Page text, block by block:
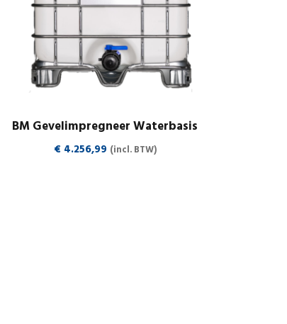
BM Gevelimpregneer Waterbasis
€ 4.256,99 (incl. BTW)